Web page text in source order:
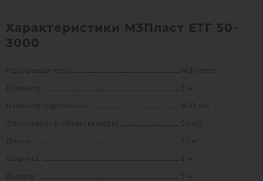
Характеристики М3Пласт ЕТГ 50-
3000
Производитель:
М3Пласт
Диаметр:
3 м
Диаметр горловины:
800 мм
Фактический объем камеры:
50 м3
Длина:
7.1 м
Ширина:
3 м
Высота:
3 м